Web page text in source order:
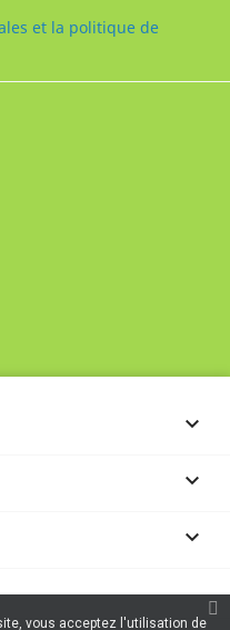
et la politique de



vous acceptez l'utilisation de